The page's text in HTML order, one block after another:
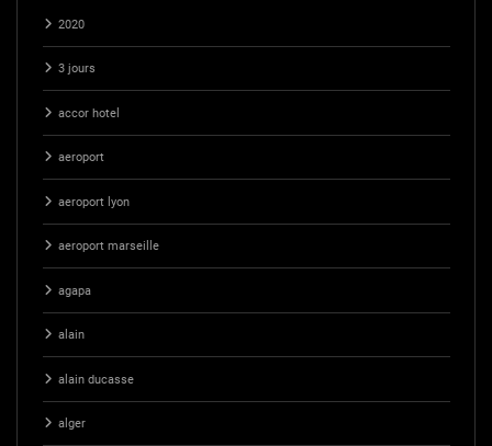
2020
3 jours
accor hotel
aeroport
aeroport lyon
aeroport marseille
agapa
alain
alain ducasse
alger